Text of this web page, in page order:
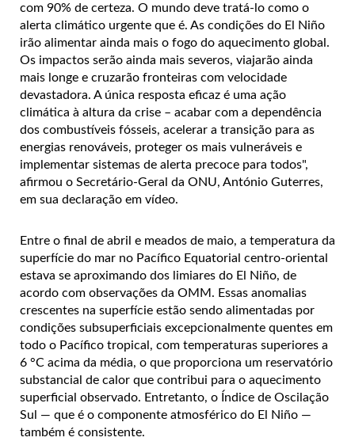
com 90% de certeza. O mundo deve tratá-lo como o
alerta climático urgente que é. As condições do El Niño
irão alimentar ainda mais o fogo do aquecimento global.
Os impactos serão ainda mais severos, viajarão ainda
mais longe e cruzarão fronteiras com velocidade
devastadora. A única resposta eficaz é uma ação
climática à altura da crise – acabar com a dependência
dos combustíveis fósseis, acelerar a transição para as
energias renováveis, proteger os mais vulneráveis e
implementar sistemas de alerta precoce para todos",
afirmou o Secretário-Geral da ONU, António Guterres,
em sua declaração em vídeo.
Entre o final de abril e meados de maio, a temperatura da
superfície do mar no Pacífico Equatorial centro-oriental
estava se aproximando dos limiares do El Niño, de
acordo com observações da OMM. Essas anomalias
crescentes na superfície estão sendo alimentadas por
condições subsuperficiais excepcionalmente quentes em
todo o Pacífico tropical, com temperaturas superiores a
6 °C acima da média, o que proporciona um reservatório
substancial de calor que contribui para o aquecimento
superficial observado. Entretanto, o Índice de Oscilação
Sul — que é o componente atmosférico do El Niño —
também é consistente.